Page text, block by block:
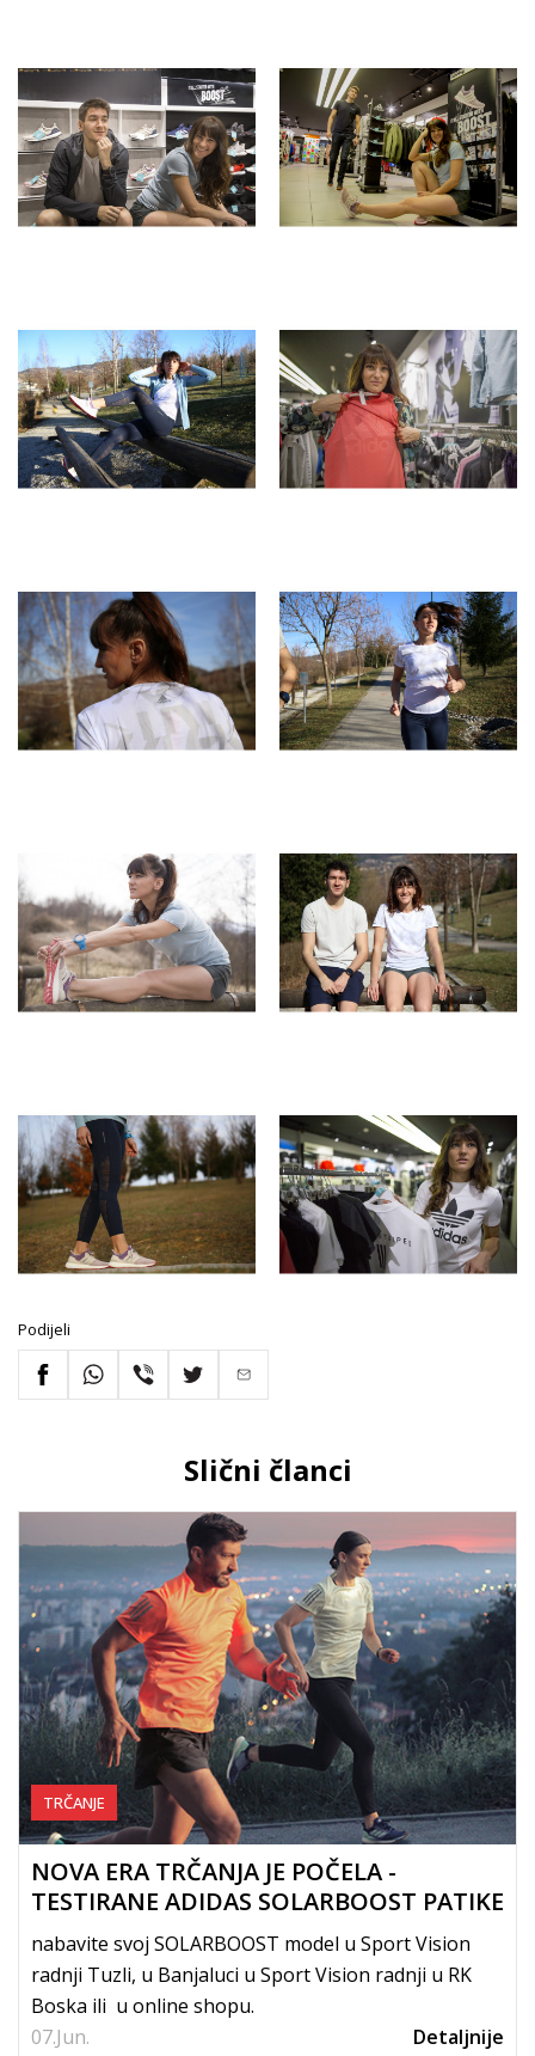
Podijeli
Slični članci
07.Jun.
TRČANJE
NOVA ERA TRČANJA JE POČELA -
TESTIRANE ADIDAS SOLARBOOST PATIKE
nabavite svoj SOLARBOOST model u Sport Vision
radnji Tuzli, u Banjaluci u Sport Vision radnji u RK
Boska ili u online shopu.
Detaljnije